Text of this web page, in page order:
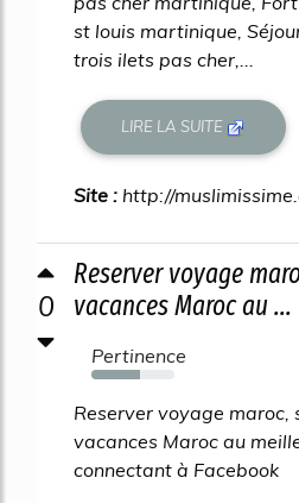
st louis martinique,
trois ilets pas cher,...
LIRE LA SUITE
Site : http://
0
Reserver voyage
vacances Maroc au ...
Pertinence
59%
Reserver voyage maroc,
vacances Maroc au
connectant à Facebook